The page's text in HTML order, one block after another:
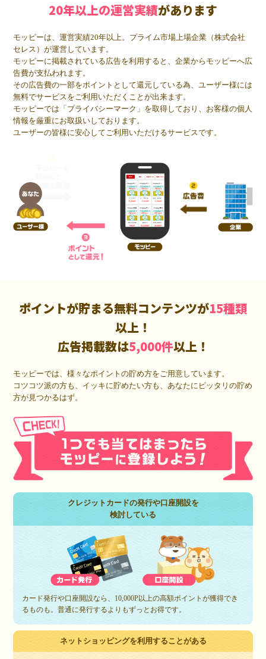
20年以上の運営実績があります
モッピーは、運営実績20年以上。プライム市場上場企業（株式会社
セレス）が運営しています。
モッピーに掲載されている広告を利用すると、企業からモッピーへ広
告費が支払われます。
その広告費の一部をポイントとして還元している為、ユーザー様には
無料でサービスをご利用いただくことが出来ます。
モッピーでは「プライバシーマーク」を取得しており、お客様の個人
情報を厳重にお取扱いしております。
ユーザーの皆様に安心してご利用いただけるサービスです。
ポイントが貯まる無料コンテンツが15種類
以上！
広告掲載数は5,000件以上！
モッピーでは、様々なポイントの貯め方をご用意しています。
コツコツ派の方も、イッキに貯めたい方も、あなたにピッタリの貯め
方が見つかるはず。
クレジットカードの発行や口座開設を
検討している
カード発行や口座開設なら、10,000P以上の高額ポイントが獲得でき
るものも。普通に発行するよりもずっとお得です。
ネットショッピングを利用することがある